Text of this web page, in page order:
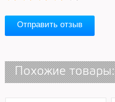
Отправить отзыв
Похожие товары: